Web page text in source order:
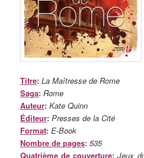
Titre: La Maîtresse de Rome
Saga: Rome
Auteur:Kate Quinn
Éditeur: Presses de la Cité
Format: E-Book
Nombre de pages: 535
Quatrième de couverture:Jeux